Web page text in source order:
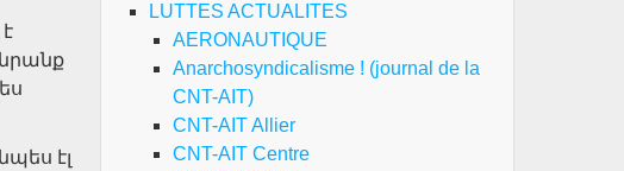
էլ
LUTTES ACTUALITES
AERONAUTIQUE
Anarchosyndicalisme ! (journal de la
CNT-AIT)
CNT-AIT Allier
CNT-AIT Centre